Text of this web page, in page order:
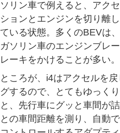
ソリン車で例えると、アク
ションとエンジンを切り離
ている状態。多くのBEVは
ガソリン車のエンジンブレ
レーキをかけることが多い。
ところが、i4はアクセルを
グするので、とてもゆっく
と、先行車にグッと車間が
との車間距離を測り、自動